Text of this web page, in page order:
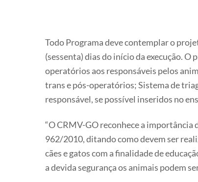
Todo Programa deve contemplar o
(sessenta) dias do início da execução.
operatórios aos responsáveis pelos
trans e pós-operatórios; Sistema de
responsável, se possível inseridos no
“O CRMV-GO reconhece a importância
962/2010, ditando como devem ser
cães e gatos com a finalidade de
a devida segurança os animais podem